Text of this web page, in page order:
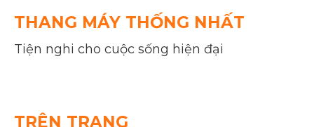
THANG MÁY THỐNG NHẤT
Tiện nghi cho cuộc sống hiện đại
TRÊN TRANG